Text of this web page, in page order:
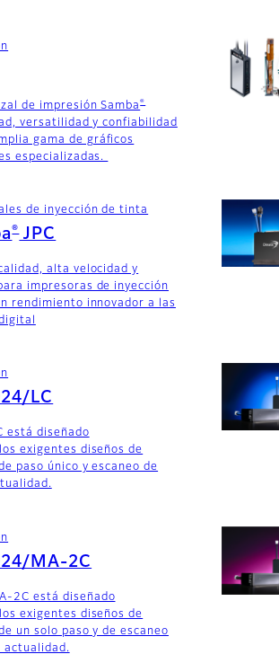
de impresión Samba®
versatilidad y confiabilidad
gama de gráficos
especializadas.
de inyección de tinta
®JPC
alta velocidad y
impresoras de inyección
rendimiento innovador a las
LC
está diseñado
exigentes diseños de
paso único y escaneo de
MA-2C
2C está diseñado
exigentes diseños de
un solo paso y de escaneo
actualidad.